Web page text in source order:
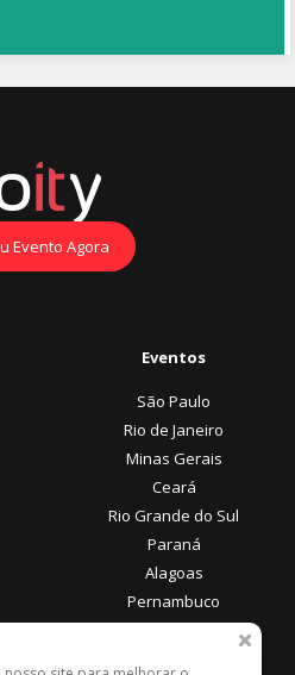
Evento Agora
Eventos
São Paulo
Rio de Janeiro
Minas Gerais
Ceará
Rio Grande do Sul
Paraná
Alagoas
Pernambuco
Formas de Pagamento